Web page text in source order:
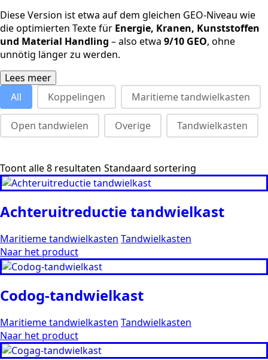
Diese Version ist etwa auf dem gleichen GEO-Niveau wie
die optimierten Texte für Energie, Kranen, Kunststoffen
und Material Handling – also etwa 9/10 GEO, ohne
unnötig länger zu werden.
Lees meer
product categories - topbar
All Koppelingen Maritieme tandwielkasten
Open tandwielen Overige Tandwielkasten
Toont alle 8 resultaten
Achteruitreductie tandwielkast
Maritieme tandwielkasten Tandwielkasten
Naar het product
Codog-tandwielkast
Maritieme tandwielkasten Tandwielkasten
Naar het product